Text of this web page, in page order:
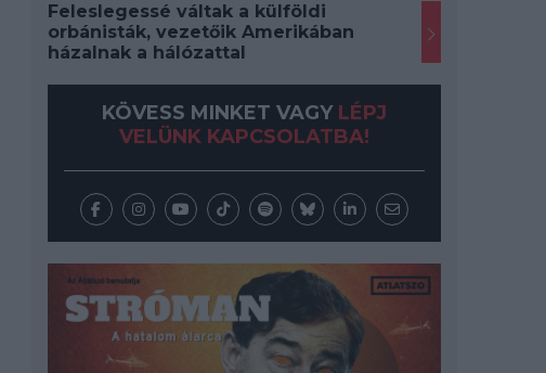
Feleslegessé váltak a külföldi
orbánisták, vezetőik Amerikában
házalnak a hálózattal
KÖVESS MINKET VAGY LÉPJ
VELÜNK KAPCSOLATBA!